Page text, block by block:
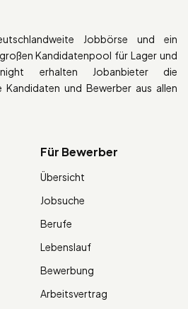
Jobbörse und ein
Kandidatenpool für Lager und
erhalten Jobanbieter die
Kandidaten und Bewerber aus allen
Für Bewerber
Übersicht
Jobsuche
Berufe
Lebenslauf
Bewerbung
Arbeitsvertrag